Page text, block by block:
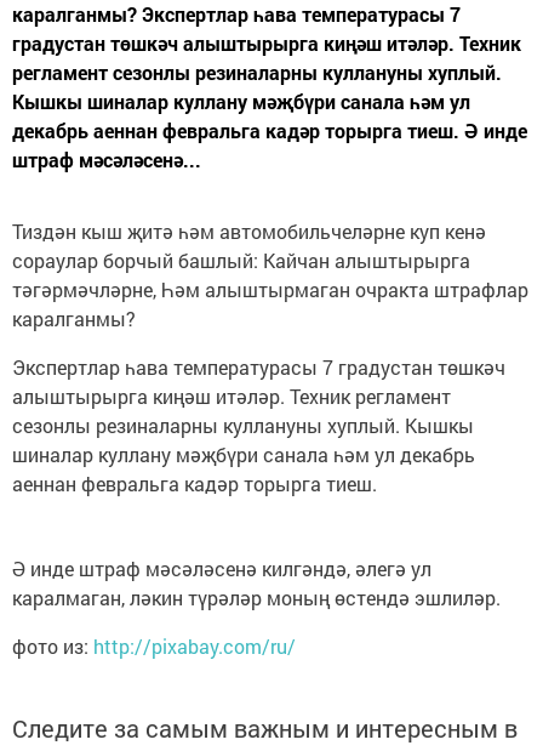
каралганмы? Экспертлар һава температурасы 7
градустан төшкәч алыштырырга киңәш итәләр. Техник
регламент сезонлы резиналарны куллануны хуплый.
Кышкы шиналар куллану мәҗбүри санала һәм ул
декабрь аеннан февральга кадәр торырга тиеш. Ә инде
штраф мәсәләсенә...
Тиздән кыш җитә һәм автомобильчеләрне куп кенә
сораулар борчый башлый: Кайчан алыштырырга
тәгәрмәчләрне, Һәм алыштырмаган очракта штрафлар
каралганмы?
Экспертлар һава температурасы 7 градустан төшкәч
алыштырырга киңәш итәләр. Техник регламент
сезонлы резиналарны куллануны хуплый. Кышкы
шиналар куллану мәҗбүри санала һәм ул декабрь
аеннан февральга кадәр торырга тиеш.
Ә инде штраф мәсәләсенә килгәндә, әлегә ул
каралмаган, ләкин түрәләр моның өстендә эшлиләр.
фото из: http://pixabay.com/ru/
Следите за самым важным и интересным в